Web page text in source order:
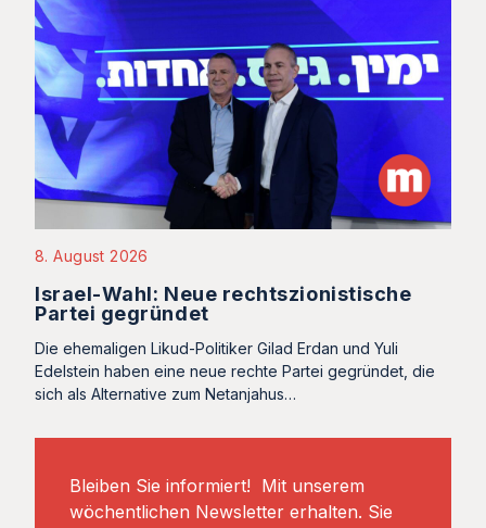
8. August 2026
Israel-Wahl: Neue rechtszionistische
Partei gegründet
Die ehemaligen Likud-Politiker Gilad Erdan und Yuli
Edelstein haben eine neue rechte Partei gegründet, die
sich als Alternative zum Netanjahus…
Bleiben Sie informiert! Mit unserem
wöchentlichen Newsletter erhalten. Sie